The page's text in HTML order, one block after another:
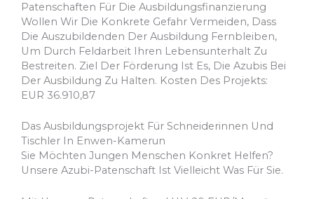
Patenschaften Für Die Ausbildungsfinanzierung
Wollen Wir Die Konkrete Gefahr Vermeiden, Dass
Die Auszubildenden Der Ausbildung Fernbleiben,
Um Durch Feldarbeit Ihren Lebensunterhalt Zu
Bestreiten. Ziel Der Förderung Ist Es, Die Azubis Bei
Der Ausbildung Zu Halten. Kosten Des Projekts:
EUR 36.910,87
Das Ausbildungsprojekt Für Schneiderinnen Und
Tischler In Enwen-Kamerun
Sie Möchten Jungen Menschen Konkret Helfen?
Unsere Azubi-Patenschaft Ist Vielleicht Was Für Sie.